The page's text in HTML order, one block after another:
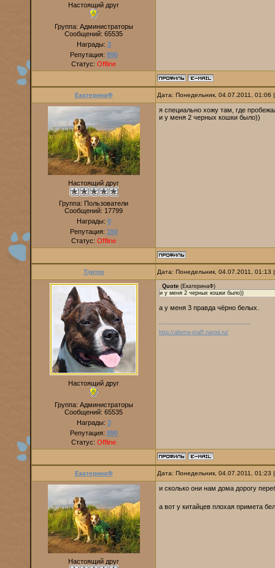
Настоящий друг
Группа: Администраторы
Сообщений: 65535
Награды: 3
Репутация: 890
Статус: Offline
ЕкатеринаФ Дата: Понедельник, 04.07.2011,
Настоящий друг
Группа: Пользователи
Сообщений: 17799
Награды: 0
Репутация: 150
Статус: Offline
я специально хожу там, где
и у меня 2 черных кошки было))
Tigrino Дата: Понедельник, 04.07.2011,
Настоящий друг
Группа: Администраторы
Сообщений: 65535
Награды: 3
Репутация: 890
Статус: Offline
Quote (ЕкатеринаФ)
и у меня 2 черных кошки было))
а у меня 3 правда чёрно белых.
http://alterra-staff.narod.ru/
ЕкатеринаФ Дата: Понедельник, 04.07.2011,
Настоящий друг
и сколько они нам дома дорогу
а вот у китайцев плохая примета